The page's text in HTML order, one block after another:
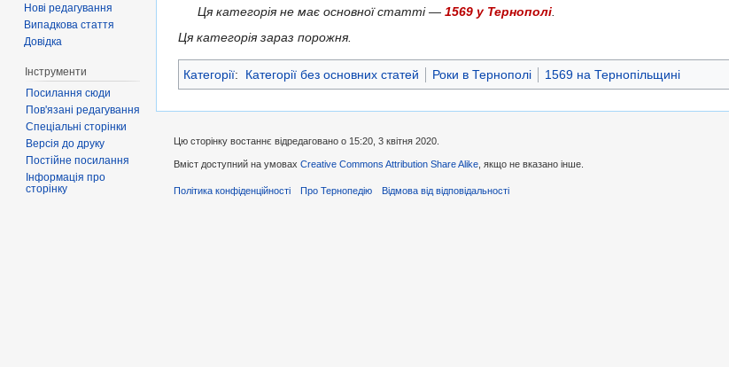
Ця категорія не має основної статті —1569 у Тернополі.
Ця категорія зараз порожня.
Категорії: Категорії без основних статей Роки в Тернополі 1569 на Тернопільщині
Нові редагування
Випадкова стаття
Довідка
Інструменти
Посилання сюди
Пов'язані редагування
Спеціальні сторінки
Версія до друку
Постійне посилання
Інформація про
сторінку
Цю сторінку востаннє відредаговано о 15:20, 3 квітня 2020.
Вміст доступний на умовах Creative Commons Attribution Share Alike , якщо не вказано інше.
Політика конфіденційності Про Тернопедію Відмова від відповідальності